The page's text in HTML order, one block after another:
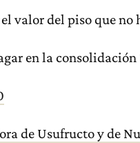
valor del piso que no
en la
de Usufructo y de